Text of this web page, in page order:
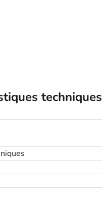
techniques